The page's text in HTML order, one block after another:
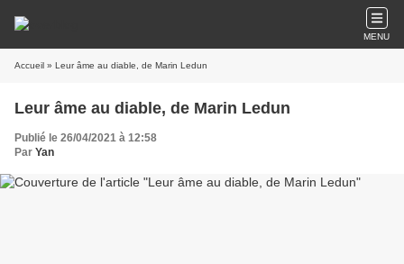
MENU
Accueil » Leur âme au diable, de Marin Ledun
Leur âme au diable, de Marin Ledun
Publié le 26/04/2021 à 12:58
Par Yan